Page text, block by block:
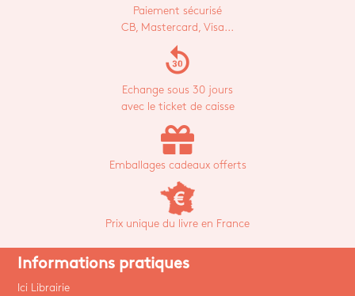
Paiement sécurisé
CB, Mastercard, Visa...
replay_30
Echange sous 30 jours
avec le ticket de caisse
Emballages cadeaux offerts
Prix unique du livre en France
Informations pratiques
Ici Librairie